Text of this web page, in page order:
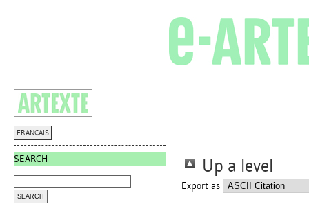
FRANÇAIS
SEARCH Up a level
Export as